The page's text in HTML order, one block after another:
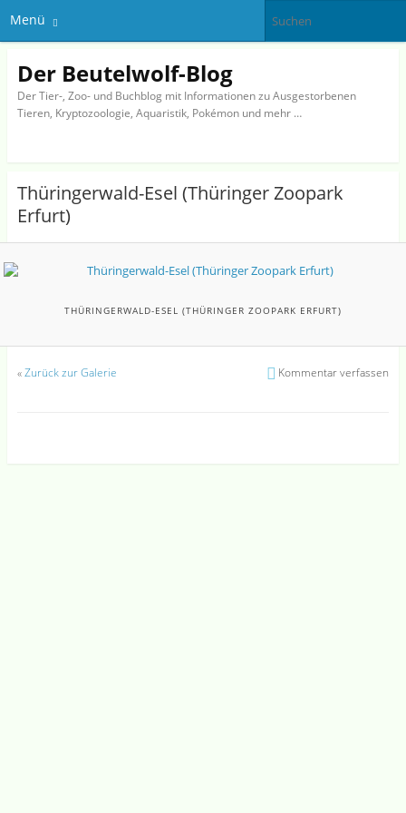
Menü
Der Beutelwolf-Blog
Der Tier-, Zoo- und Buchblog mit Informationen zu Ausgestorbenen
Tieren, Kryptozoologie, Aquaristik, Pokémon und mehr …
Thüringerwald-Esel (Thüringer Zoopark
Erfurt)
THÜRINGERWALD-ESEL (THÜRINGER ZOOPARK ERFURT)
«Zurück zur Galerie Kommentar verfassen